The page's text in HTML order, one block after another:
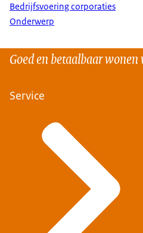
Bedrijfsvoering corporaties
Onderwerp
Goed en betaalbaar wonen
Service